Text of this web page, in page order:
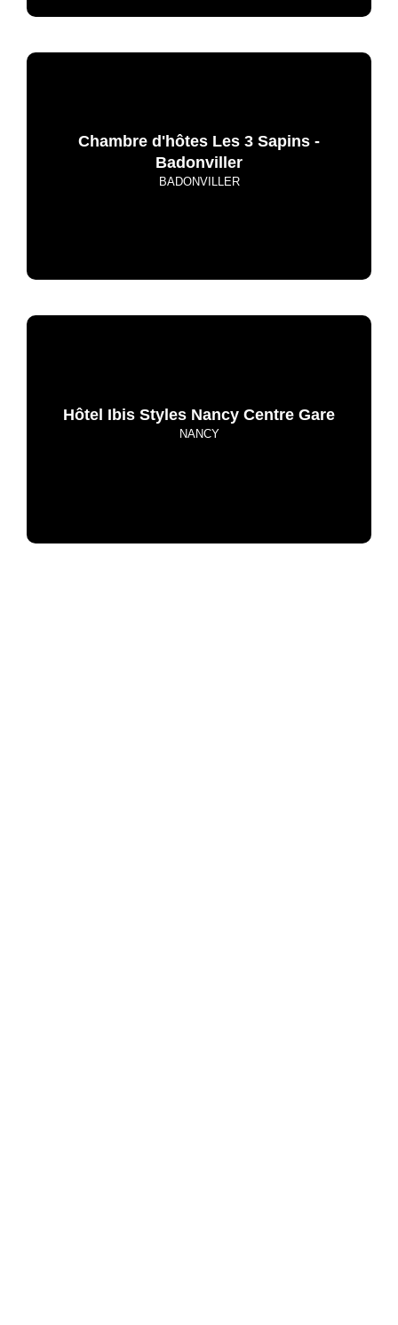
Chambre d'hôtes Les 3 Sapins -
Badonviller
BADONVILLER
Hôtel Ibis Styles Nancy Centre Gare
NANCY